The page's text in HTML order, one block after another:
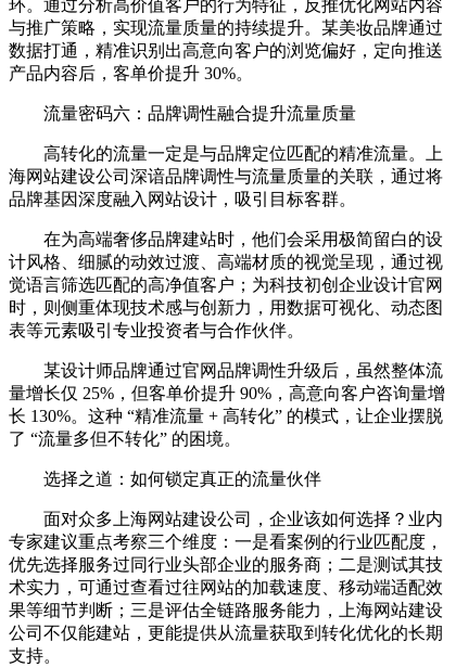
环。通过分析高价值客户的行为特征，反推优化网站内容
与推广策略，实现流量质量的持续提升。某美妆品牌通过
数据打通，精准识别出高意向客户的浏览偏好，定向推送
产品内容后，客单价提升 30%。
流量密码六：品牌调性融合提升流量质量
高转化的流量一定是与品牌定位匹配的精准流量。上
海网站建设公司深谙品牌调性与流量质量的关联，通过将
品牌基因深度融入网站设计，吸引目标客群。
在为高端奢侈品牌建站时，他们会采用极简留白的设
计风格、细腻的动效过渡、高端材质的视觉呈现，通过视
觉语言筛选匹配的高净值客户；为科技初创企业设计官网
时，则侧重体现技术感与创新力，用数据可视化、动态图
表等元素吸引专业投资者与合作伙伴。
某设计师品牌通过官网品牌调性升级后，虽然整体流
量增长仅 25%，但客单价提升 90%，高意向客户咨询量增
长 130%。这种 “精准流量 + 高转化” 的模式，让企业摆脱
了 “流量多但不转化” 的困境。
选择之道：如何锁定真正的流量伙伴
面对众多上海网站建设公司，企业该如何选择？业内
专家建议重点考察三个维度：一是看案例的行业匹配度，
优先选择服务过同行业头部企业的服务商；二是测试其技
术实力，可通过查看过往网站的加载速度、移动端适配效
果等细节判断；三是评估全链路服务能力，上海网站建设
公司不仅能建站，更能提供从流量获取到转化优化的长期
支持。